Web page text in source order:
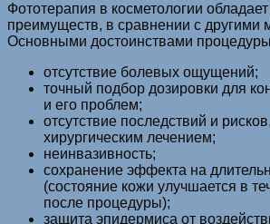
Фототерапия в косметологии
преимуществ, в сравнении с другими
Основными достоинствами
отсутствие болевых ощущений;
точный подбор дозировки для
и его проблем;
отсутствие последствий и
хирургическим лечением;
неинвазивность;
сохранение эффекта на
(состояние кожи улучшается в
после процедуры);
защита эпидермиса от